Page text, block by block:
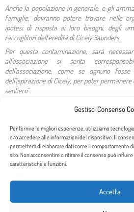
Gestisci Consenso
Per fornire le migliori esperienze, utilizziamo
e/o accedere alle informazioni del dispositivo. Il
permetterà di elaborare dati come il comportamento di
sito. Non acconsentire o ritirare il consenso può
caratteristiche e funzioni.
Accetta
Anche la popolazione in generale, e gli
famiglie, dovranno potere trovare nelle
ipotesi di risposta ai loro bisogni, degli
raccoglitoridell’eredità di Cicely Saunders.
Per questa contaminazione, sarà
all’associazione si senta
dell’associazione, come se ognuno
dell’ispirazione di Cicely, per poter
sentiero“.
Articoli più recenti:
sempre sulle orme di Cicely!
Diamo il benvenuto alla Dottoressa Barbara